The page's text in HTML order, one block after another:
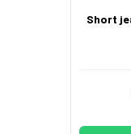
Short